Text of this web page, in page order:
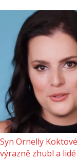
Syn Ornelly
výrazně zhubl a